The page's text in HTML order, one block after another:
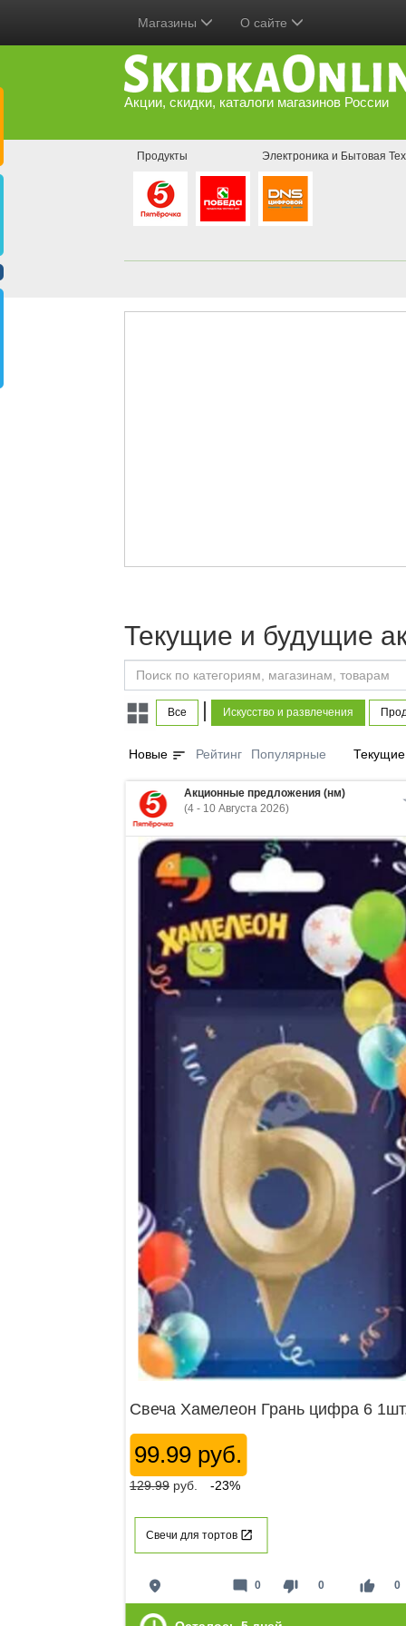
Магазины О сайте
Акции, скидки, каталоги магазинов России
Продукты Электроника и Бытовая
Текущие и будущие
Все | Искусство и развлечения
Новые sort Рейтинг Популярные Текущие
Акционные предложения (нм)
(4 - 10 Августа 2026)
Свеча Хамелеон Грань цифра 6
99.99 руб.
129.99 руб. -23%
Свечи для тортов
place thumb_down 0 thumb_up 0
mode_comment 0